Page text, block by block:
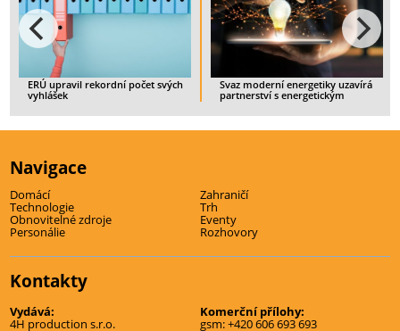
ERÚ upravil rekordní počet svých
vyhlášek
> CELÝ ČLÁNEK
Svaz moderní energetiky uzavírá
partnerství s energetickým
startupem IQstat
> CELÝ ČLÁNEK
Navigace
Domácí Zahraničí
Technologie Trh
Obnovitelné zdroje Eventy
Personálie Rozhovory
Kontakty
Vydává:
4H production s.r.o.
Komerční přílohy:
gsm:+420 606 693 693